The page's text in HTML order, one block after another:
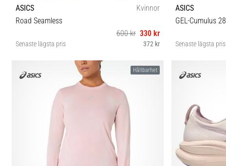
ASICS
Kvinnor
Road Seamless
600 kr 330 kr
Senaste lägsta pris 372 kr
XS S M L
ASICS
GEL-Cumulus 28
Senaste lägsta pris
Hållbarhet